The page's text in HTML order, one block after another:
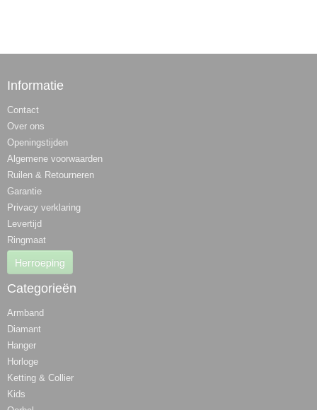
Informatie
Contact
Over ons
Openingstijden
Algemene voorwaarden
Ruilen & Retourneren
Garantie
Privacy verklaring
Levertijd
Ringmaat
Herroeping
Categorieën
Armband
Diamant
Hanger
Horloge
Ketting & Collier
Kids